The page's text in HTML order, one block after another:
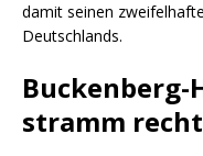
damit seinen
Deutschlands.
stramm